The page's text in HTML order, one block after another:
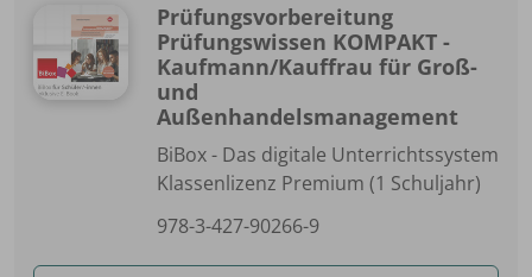
Prüfungsvorbereitung
Prüfungswissen KOMPAKT -
Kaufmann/Kauffrau für Groß-
und
Außenhandelsmanagement
BiBox - Das digitale Unterrichtssystem
Klassenlizenz Premium (1 Schuljahr)
978-3-427-90266-9